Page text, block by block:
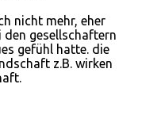
nicht mehr, eher
gesellschaftern
gefühl hatte. die
z.B. wirken